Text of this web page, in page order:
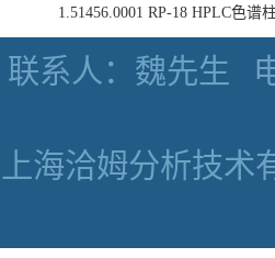
1.51456.0001 RP-18 HPLC色谱
联系人：魏先生
上海洽姆分析技术